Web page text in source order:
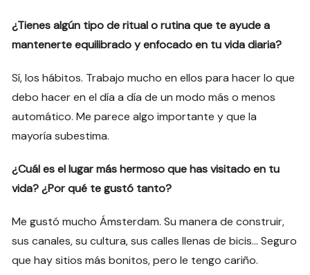
¿Tienes algún tipo de ritual o rutina que te ayude a
mantenerte equilibrado y enfocado en tu vida diaria?
Sí, los hábitos. Trabajo mucho en ellos para hacer lo que
debo hacer en el día a día de un modo más o menos
automático. Me parece algo importante y que la
mayoría subestima.
¿Cuál es el lugar más hermoso que has visitado en tu
vida? ¿Por qué te gustó tanto?
Me gustó mucho Ámsterdam. Su manera de construir,
sus canales, su cultura, sus calles llenas de bicis… Seguro
que hay sitios más bonitos, pero le tengo cariño.